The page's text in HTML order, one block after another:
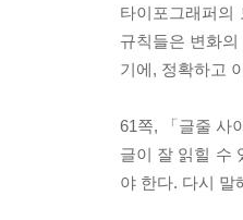
타이포그래퍼의
규칙들은 변화
기에, 정확하고
61쪽, 「글줄 사
글이 잘 읽힐 수
야 한다. 다시 말